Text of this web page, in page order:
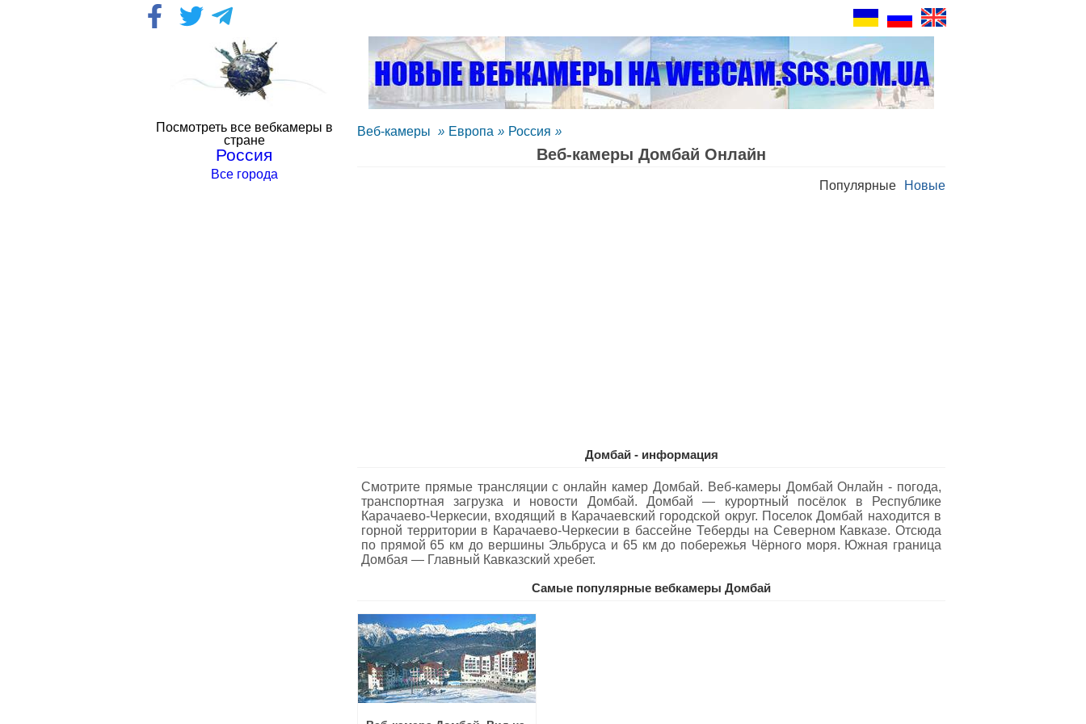
Посмотреть все вебкамеры в
стране
Россия
Все города
Веб-камеры » Европа » Россия »
Веб-камеры Домбай Oнлайн
Новые
Популярные
Домбай - информация
Смотрите прямые трансляции с онлайн камер Домбай. Веб-камеры Домбай Oнлайн - погода,
транспортная загрузка и новости Домбай. Домбай — курортный посёлок в Республике
Карачаево-Черкесии, входящий в Карачаевский городской округ. Поселок Домбай находится в
горной территории в Карачаево-Черкесии в бассейне Теберды на Северном Кавказе. Отсюда
по прямой 65 км до вершины Эльбруса и 65 км до побережья Чёрного моря. Южная граница
Домбая — Главный Кавказский хребет.
Самые популярные вебкамеры Домбай